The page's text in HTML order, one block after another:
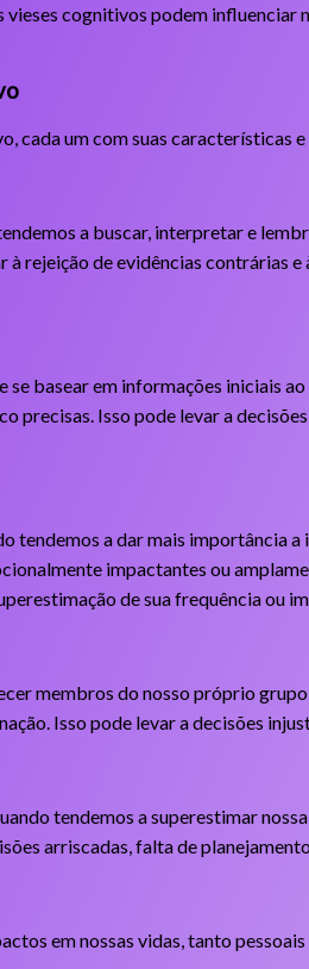
vieses cognitivos podem
cada um com suas características
a buscar, interpretar e
rejeição de evidências contrárias
basear em informações iniciais
precisas. Isso pode levar a
tendemos a dar mais importância
impactantes ou
de sua frequência ou
membros do nosso próprio
Isso pode levar a decisões
tendemos a superestimar
arriscadas, falta de
em nossas vidas, tanto